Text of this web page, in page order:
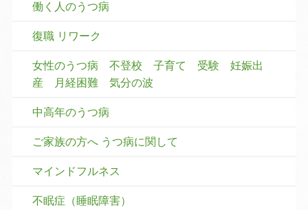
働く人のうつ病
復職 リワーク
女性のうつ病 不登校 子育て 受験 妊娠出
産 月経困難 気分の波
中高年のうつ病
ご家族の方へ うつ病に関して
マインドフルネス
不眠症（睡眠障害）